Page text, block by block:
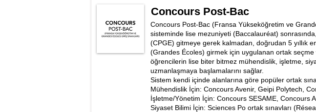
Concours Post-Bac
Concours Post-Bac (Fransa Yükseköğretim ve
sisteminde lise mezuniyeti (Baccalauréat) sonrasında,
(CPGE) gitmeye gerek kalmadan, doğrudan 5 yıllık
(Grandes Écoles) girmek için uygulanan ortak seçme
öğrencilerin lise biter bitmez mühendislik, işletme,
uzmanlaşmaya başlamalarını sağlar.
Sistem kendi içinde alanlarına göre popüler ortak
Mühendislik İçin: Concours Avenir, Geipi Polytech,
İşletme/Yönetim İçin: Concours SESAME, Concours
Siyaset Bilimi İçin: Sciences Po ortak sınavları